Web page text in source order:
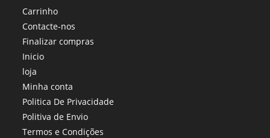
Carrinho
Contacte-nos
Finalizar compras
Inicio
loja
Minha conta
Politica De Privacidade
Politiva de Envio
Termos e Condições​